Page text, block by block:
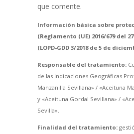
que comente.
Información básica sobre
(Reglamento (UE) 2016/679 del
(LOPD-GDD 3/2018 de 5 de
Responsable del tratamiento:
de las Indicaciones Geográficas
Manzanilla Sevillana» / «Aceituna
y «Aceituna Gordal Sevillana» /
Sevilla».
Finalidad del tratamiento: